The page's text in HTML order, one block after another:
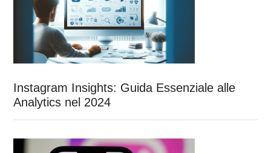
Instagram Insights: Guida Essenziale alle
Analytics nel 2024